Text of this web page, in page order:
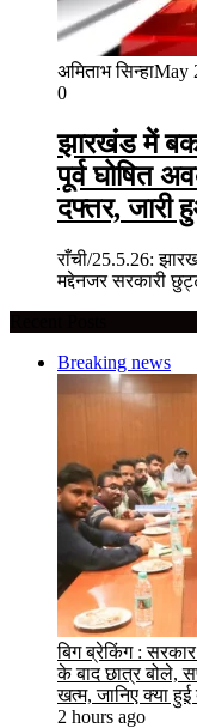
अमिताभ सिन्हाMay
0
झारखंड में
पूर्व घोषित
दफ्तर,
राँची/25.5.26:
मद्देनजर सरकारी
Breaking news
बिग ब्रेकिंग :
के बाद छात्र बोले,
खत्म, जानिए क्या हुई
2 hours ago